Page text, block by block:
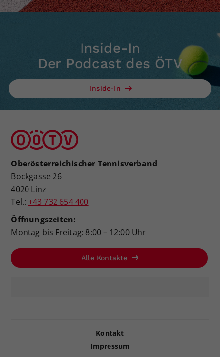
Inside-In
Der Podcast des ÖTV
Inside-In
Oberösterreichischer Tennisverband
Bockgasse 26
4020 Linz
Tel.: +43 732 654 400
Öffnungszeiten:
Montag bis Freitag: 8:00 – 12:00 Uhr
Alle Kontakte
Kontakt
Impressum